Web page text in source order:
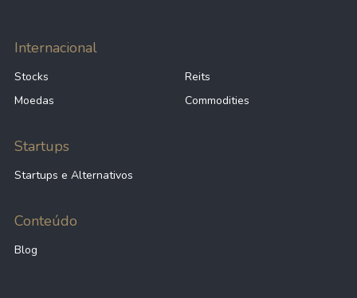
Internacional
Stocks
Reits
Moedas
Commodities
Startups
Startups e Alternativos
Conteúdo
Blog